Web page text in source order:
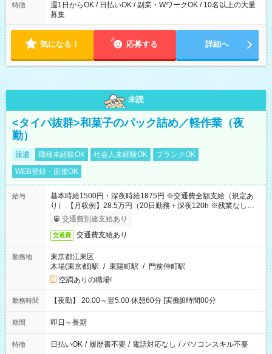
特徴
週1日からOK / 日払いOK / 副業・WワークOK / 10名以上の大量
募集
気になる！ 応募する 詳細へ
未読
<タイパ抜群>和菓子のパック詰め／軽作業（夜
勤）
派遣 職種未経験OK 社会人未経験OK
ブランクOK
WEB登録・面接OK
給与
基本時給1500円・深夜時給1875円 ※交通費全額支給（規定あ
り） 【月収例】28.5万円（20日勤務＋深夜120h ※残業なしの場
合）交通費別途支給あり
交通費 交通費支給あり
勤務地
東京都江東区
木場(東京都)駅 / 東陽町駅 / 門前仲町駅
空調ありの職場!
勤務時間 【夜勤】 20:00～翌5:00 休憩60分 [実働]8時間00分
期間 即日～長期
特徴 日払いOK / 履歴書不要 / 電話対応なし / パソコンスキル不要